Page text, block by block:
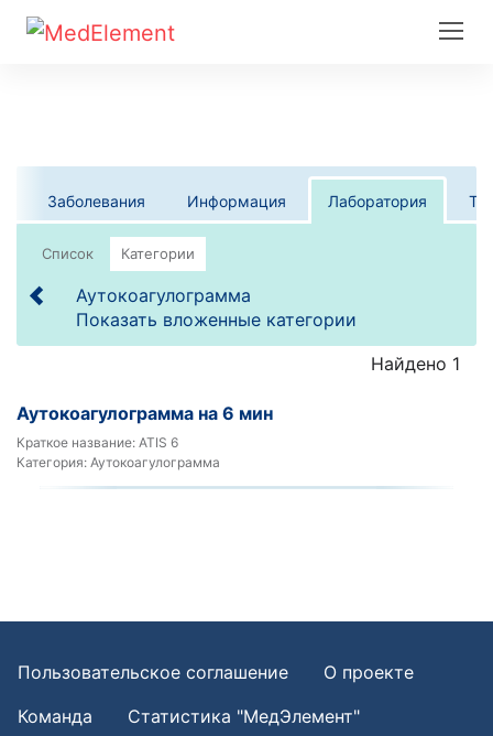
Заболевания Информация Лаборатория
Список Категории
Аутокоагулограмма
Показать вложенные категории
Найдено 1
Аутокоагулограмма на 6 мин
Краткое название: ATIS 6
Категория: Аутокоагулограмма
Пользовательское соглашение
О проекте
Команда
Статистика "МедЭлемент"